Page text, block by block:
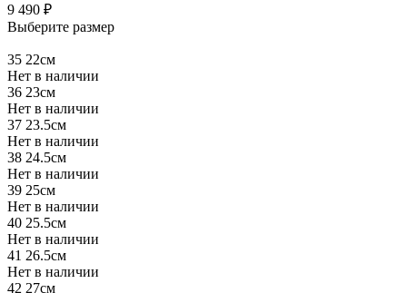
9 490 ₽
Выберите размер
35 22см
Нет в наличии
36 23см
Нет в наличии
37 23.5см
Нет в наличии
38 24.5см
Нет в наличии
39 25см
Нет в наличии
40 25.5см
Нет в наличии
41 26.5см
Нет в наличии
42 27см